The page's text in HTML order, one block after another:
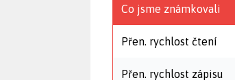
Co jsme známkovali
Přen. rychlost čtení
Přen. rychlost zápisu